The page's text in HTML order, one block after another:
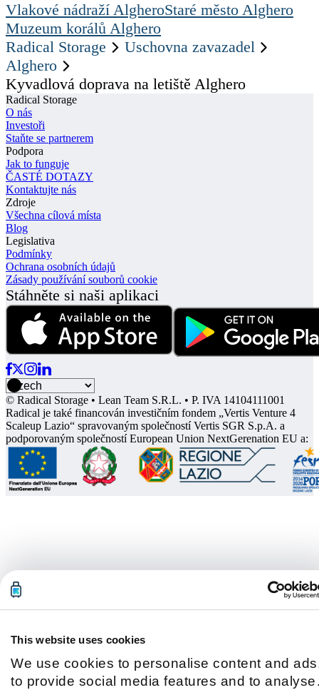
This website uses cookies
We use cookies to personalise content and
to provide social media features and to analyse
Vlakové nádraží AlgheroStaré město Alghero
Muzeum korálů Alghero
Radical Storage
Uschovna zavazadel
Alghero
Kyvadlová doprava na letiště Alghero
Radical Storage
O nás
Investoři
Staňte se partnerem
Podpora
Jak to funguje
ČASTÉ DOTAZY
Kontaktujte nás
Zdroje
Všechna cílová místa
Blog
Legislativa
Podmínky
Ochrana osobních údajů
Zásady používání souborů cookie
Stáhněte si naši aplikaci
© Radical Storage • Lean Team S.R.L. • P. IVA 14104111001
Radical je také financován investičním fondem „Vertis Venture 4
Scaleup Lazio“ spravovaným společností Vertis SGR S.p.A. a
podporovaným společností European Union NextGerenation EU a: